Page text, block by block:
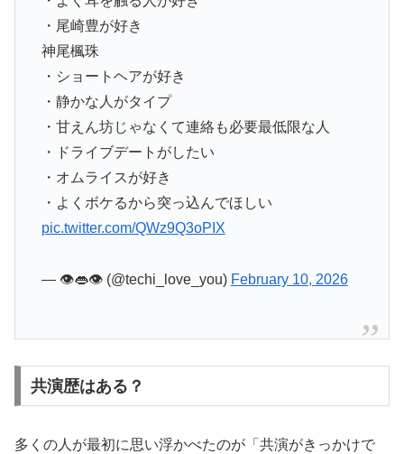
・尾崎豊が好き
神尾楓珠
・ショートヘアが好き
・静かな人がタイプ
・甘えん坊じゃなくて連絡も必要最低限な人
・ドライブデートがしたい
・オムライスが好き
・よくボケるから突っ込んでほしい
pic.twitter.com/QWz9Q3oPIX
— 👁️👄👁️ (@techi_love_you) February 10, 2026
共演歴はある？
多くの人が最初に思い浮かべたのが「共演がきっかけで